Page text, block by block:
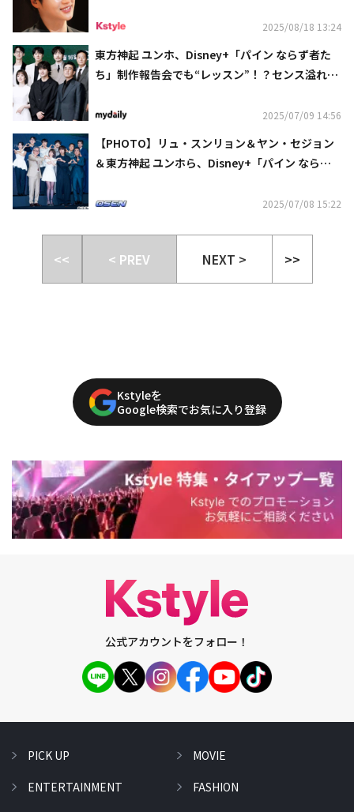
2025/08/18 13:24
東方神起 ユンホ、Disney+「パイン ならず者た
ち」制作報告会でも“レッスン”！？センス溢れる
2025/07/09 14:56
【PHOTO】リュ・スンリョン＆ヤン・セジョン
＆東方神起 ユンホら、Disney+「パイン ならず
2025/07/08 15:22
<< < PREV NEXT > >>
Kstyleを
Google検索でお気に入り登録
公式アカウントをフォロー！
PICK UP
ENTERTAINMENT
MOVIE
FASHION